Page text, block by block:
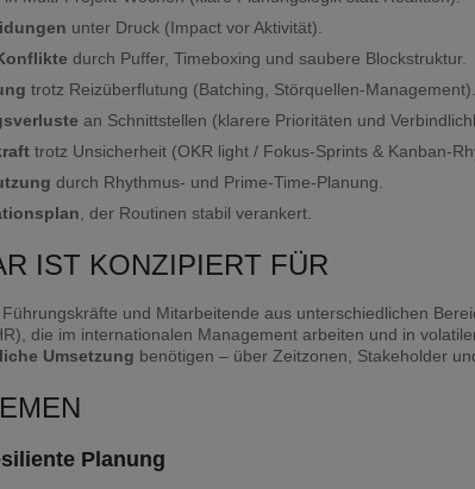
unter Druck (Impact vor Aktivität).
durch Puffer, Timeboxing und saubere Blockstruktur.
trotz Reizüberflutung (Batching, Störquellen-Management).
an Schnittstellen (klarere Prioritäten und
trotz Unsicherheit (OKR light / Fokus-Sprints & Kanban-
durch Rhythmus- und Prime-Time-Planung.
, der Routinen stabil verankert.
IST KONZIPIERT FÜR
und Mitarbeitende aus unterschiedlichen
die im internationalen Management arbeiten und in
Umsetzung benötigen – über Zeitzonen, Stakeholder
Planung